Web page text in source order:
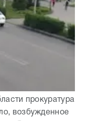
прокуратура
возбужденное